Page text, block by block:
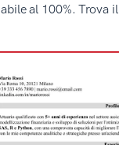
al 100%. Trova il